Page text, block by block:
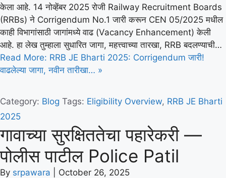
केला आहे. 14 नोव्हेंबर 2025 रोजी Railway Recruitment Boards
(RRBs) ने Corrigendum No.1 जारी करून CEN 05/2025 मधील
काही विभागांसाठी जागांमध्ये वाढ (Vacancy Enhancement) केली
आहे. हा लेख तुम्हाला सुधारित जागा, महत्त्वाच्या तारखा, RRB बदलण्याची…
Read More: RRB JE Bharti 2025: Corrigendum जारी!
वाढलेल्या जागा, नवीन तारीखा… »
Category: Blog Tags: Eligibility Overview, RRB JE Bharti
2025
गावाच्या सुरक्षिततेचा पहारेकरी —
पोलीस पाटील Police Patil
By srpawara
October 26, 2025